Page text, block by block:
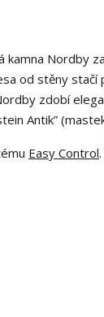
kamna Nordby
od stěny
zdobí
Antik”
Easy Control